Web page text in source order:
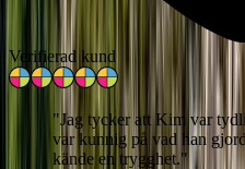
Verifierad kund
"Jag tycker att Kim var
var kunnig på vad han
kände en trygghet."